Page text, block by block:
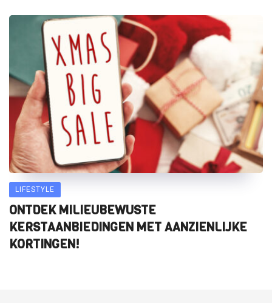
LIFESTYLE
ONTDEK MILIEUBEWUSTE
KERSTAANBIEDINGEN MET AANZIENLIJKE
KORTINGEN!